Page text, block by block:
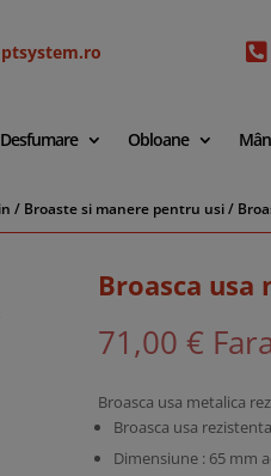

Desfumare Obloane
/ Broaste si manere pentru usi/
Broasca
71,00€
Broasca usa metalica
Broasca usa
Dimensiune : 65 mm